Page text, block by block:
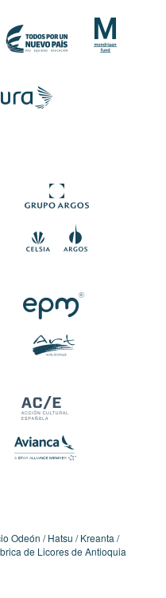
Odeón Hatsu
Kreanta
de Licores de Antioquia